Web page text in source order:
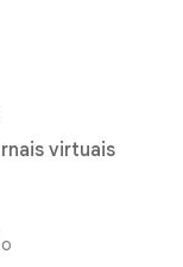
virtuais